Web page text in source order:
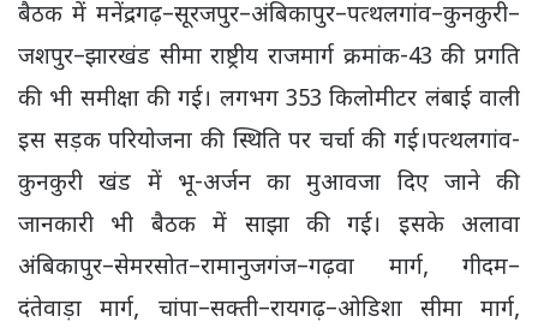
बैठक में मनेंद्रगढ़–सूरजपुर–अंबिकापुर–पत्थलगांव–कुनकुरी–
जशपुर–झारखंड सीमा राष्ट्रीय राजमार्ग क्रमांक-43 की प्रगति
की भी समीक्षा की गई। लगभग 353 किलोमीटर लंबाई वाली
इस सड़क परियोजना की स्थिति पर चर्चा की गई।पत्थलगांव-
कुनकुरी खंड में भू-अर्जन का मुआवजा दिए जाने की
जानकारी भी बैठक में साझा की गई। इसके अलावा
अंबिकापुर–सेमरसोत–रामानुजगंज–गढ़वा मार्ग, गीदम–
दंतेवाड़ा मार्ग, चांपा–सक्ती–रायगढ़–ओडिशा सीमा मार्ग,